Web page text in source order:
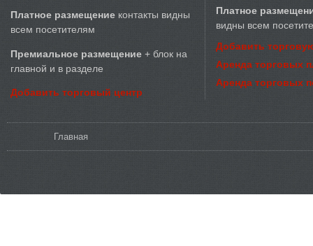
Платное размещение контакты видны
всем посетителям
Премиальное размещение + блок на
главной и в разделе
Добавить торговый центр
Платное
видны всем
Добавить
Аренда торговых
Аренда торговых
Главная